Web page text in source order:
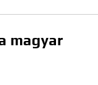
magyar